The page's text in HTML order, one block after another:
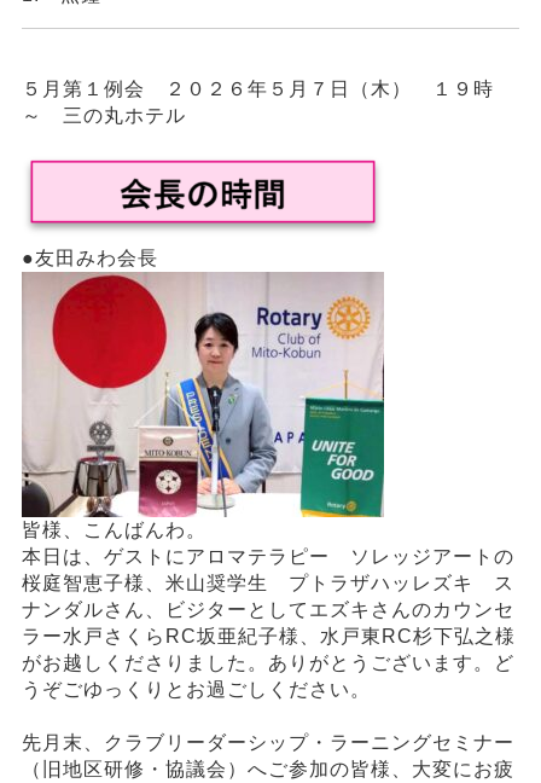
５月第１例会 ２０２６年５月７日（木） １９時
～ 三の丸ホテル
●友田みわ会長
皆様、こんばんわ。
本日は、ゲストにアロマテラピー ソレッジアートの
桜庭智恵子様、米山奨学生 プトラザハッレズキ ス
ナンダルさん、ビジターとしてエズキさんのカウンセ
ラー水戸さくらRC坂亜紀子様、水戸東RC杉下弘之様
がお越しくださりました。ありがとうございます。ど
うぞごゆっくりとお過ごしください。
先月末、クラブリーダーシップ・ラーニングセミナー
（旧地区研修・協議会）へご参加の皆様、大変にお疲